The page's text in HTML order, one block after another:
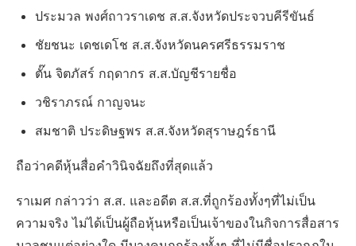
ประมวล พงศ์ถาวราเดช ส.ส.จังหวัดประจวบคีรีขันธ์
ชัยชนะ เดชเดโช ส.ส.จังหวัดนครศรีธรรมราช
ตั๊น จิตภัสร์ กฤดากร ส.ส.บัญชีรายชื่อ
วชิราภรณ์ กาญจนะ
สมชาติ ประดิษฐพร ส.ส.จังหวัดสุราษฎร์ธานี
ถือว่าคดีหุ้นสื่อคำวินิจฉัยถึงที่สุดแล้ว
ราเมศ กล่าวว่า ส.ส. และอดีต ส.ส.ที่ถูกร้องทั้งๆที่ไม่เป็น
ความจริง ไม่ได้เป็นผู้ถือหุ้นหรือเป็นเจ้าของในกิจการสื่อสาร